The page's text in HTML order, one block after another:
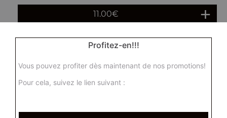
11.00€
Ha cao maison 5 pcsProfitez-en!!!
Vous pouvez profiter dès maintenant de nos promotions!
Pour cela, suivez le lien suivant :